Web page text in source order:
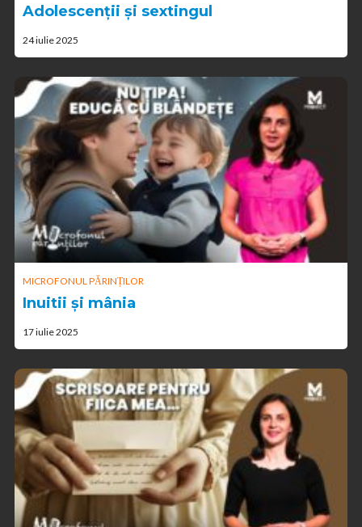
Adolescenții și sextingul
24 iulie 2025
MICROFONUL PĂRINȚILOR
Inuitii și mânia
17 iulie 2025